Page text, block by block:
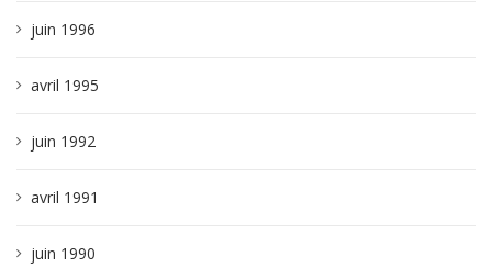
juin 1996
avril 1995
juin 1992
avril 1991
juin 1990